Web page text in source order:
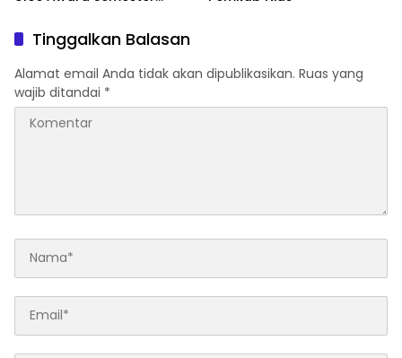
Tinggalkan Balasan
Alamat email Anda tidak akan dipublikasikan. Ruas yang
wajib ditandai *